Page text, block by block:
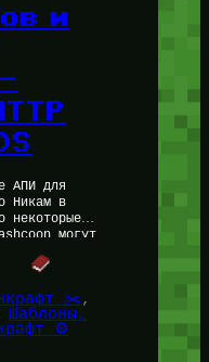
и
АПИ для
Никам в
некоторые
могут
✂️
Шаблоны,
⚙️